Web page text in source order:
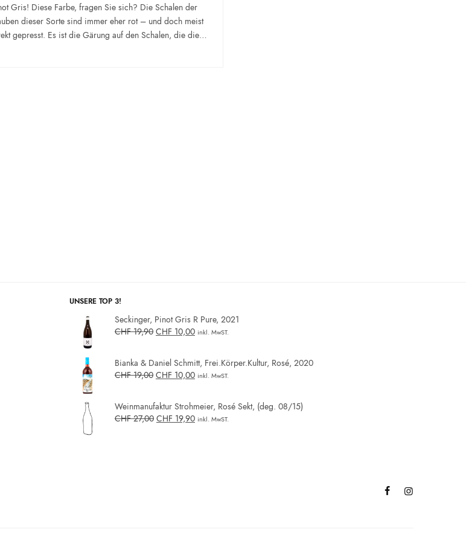
Gris! Diese Farbe, fragen Sie sich? Die Schalen der
dieser Sorte sind immer eher rot – und doch meist
gepresst. Es ist die Gärung auf den Schalen, die die…
UNSERE TOP 3!
Seckinger, Pinot Gris R Pure, 2021
CHF19,90 CHF 10,00 inkl. MwST.
Bianka & Daniel Schmitt, Frei.Körper.Kultur, Rosé, 2020
CHF19,00 CHF 10,00 inkl. MwST.
Weinmanufaktur Strohmeier, Rosé Sekt, (deg. 08/15)
CHF27,00 CHF 19,90 inkl. MwST.